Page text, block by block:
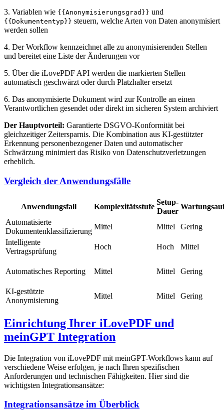
3. Variablen wie {{Anonymisierungsgrad}} und
{{Dokumententyp}} steuern, welche Arten von Daten anonymisiert
werden sollen
4. Der Workflow kennzeichnet alle zu anonymisierenden Stellen
und bereitet eine Liste der Änderungen vor
5. Über die iLovePDF API werden die markierten Stellen
automatisch geschwärzt oder durch Platzhalter ersetzt
6. Das anonymisierte Dokument wird zur Kontrolle an einen
Verantwortlichen gesendet oder direkt im sicheren System archiviert
Der Hauptvorteil: Garantierte DSGVO-Konformität bei
gleichzeitiger Zeitersparnis. Die Kombination aus KI-gestützter
Erkennung personenbezogener Daten und automatischer
Schwärzung minimiert das Risiko von Datenschutzverletzungen
erheblich.
Vergleich der Anwendungsfälle
Anwendungsfall Komplexitätsstufe
Setup-
Dauer
Automatisierte
Dokumentenklassifizierung
Mittel Mittel
Gering
Intelligente
Vertragsprüfung
Hoch Hoch Mittel
Automatisches Reporting Mittel Mittel Gering
KI-gestützte
Anonymisierung
Mittel Mittel Gering
Einrichtung Ihrer iLovePDF und
meinGPT Integration
Die Integration von iLovePDF mit meinGPT-Workflows kann auf
verschiedene Weise erfolgen, je nach Ihren spezifischen
Anforderungen und technischen Fähigkeiten. Hier sind die
wichtigsten Integrationsansätze:
Integrationsansätze im Überblick